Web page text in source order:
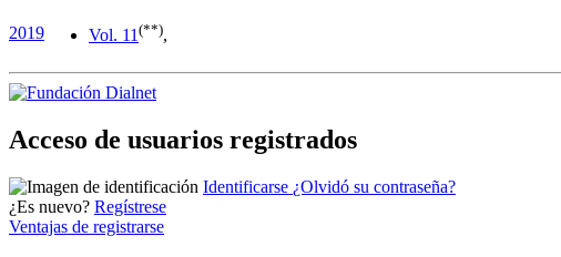
2019 Vol. 11 (**),
Acceso de usuarios registrados
Identificarse ¿Olvidó su contraseña?
¿Es nuevo? Regístrese
Ventajas de registrarse